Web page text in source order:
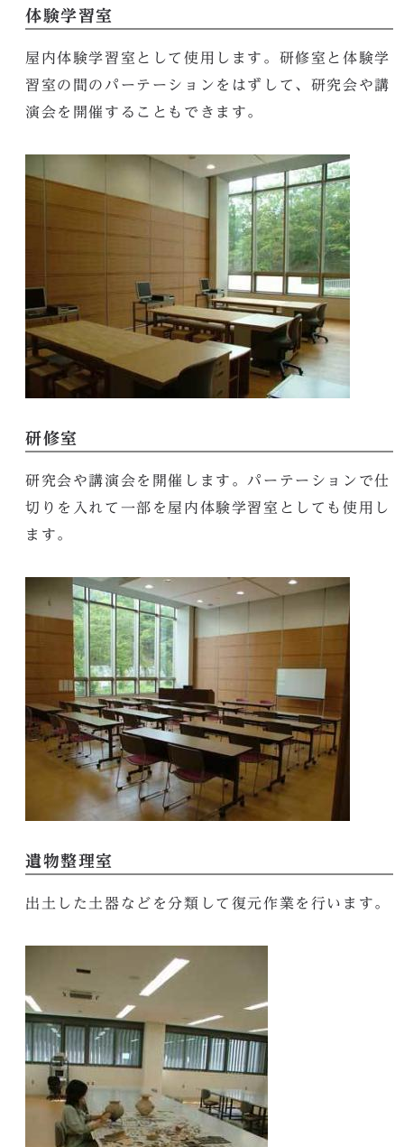
体験学習室
屋内体験学習室として使用します。研修室と体験学
習室の間のパーテーションをはずして、研究会や講
演会を開催することもできます。
研修室
研究会や講演会を開催します。パーテーションで仕
切りを入れて一部を屋内体験学習室としても使用し
ます。
遺物整理室
出土した土器などを分類して復元作業を行います。